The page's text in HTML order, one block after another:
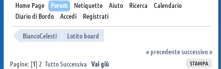
Home Page
Forum Netiquette Aiuto Ricerca
Calendario
Diario di Bordo
Accedi Registrati
BiancoCelesti
Lotito board
« precedentesuccessivo »
STAMPA
Pagine: [1] 2 TuttoSuccessiva Vai giù